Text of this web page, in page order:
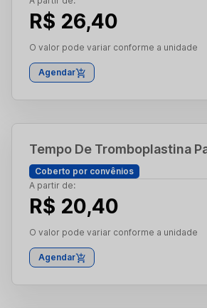
R$ 26,40
O valor pode variar conforme a unidade
Agendar
Tempo De Tromboplastina
Coberto por convênios
A partir de:
R$ 20,40
O valor pode variar conforme a unidade
Agendar